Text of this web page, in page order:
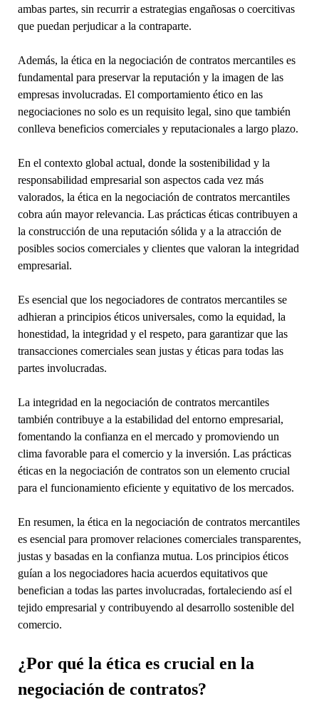
ambas partes, sin recurrir a estrategias engañosas o coercitivas
que puedan perjudicar a la contraparte.
Además, la ética en la negociación de contratos mercantiles es
fundamental para preservar la reputación y la imagen de las
empresas involucradas. El comportamiento ético en las
negociaciones no solo es un requisito legal, sino que también
conlleva beneficios comerciales y reputacionales a largo plazo.
En el contexto global actual, donde la sostenibilidad y la
responsabilidad empresarial son aspectos cada vez más
valorados, la ética en la negociación de contratos mercantiles
cobra aún mayor relevancia. Las prácticas éticas contribuyen a
la construcción de una reputación sólida y a la atracción de
posibles socios comerciales y clientes que valoran la integridad
empresarial.
Es esencial que los negociadores de contratos mercantiles se
adhieran a principios éticos universales, como la equidad, la
honestidad, la integridad y el respeto, para garantizar que las
transacciones comerciales sean justas y éticas para todas las
partes involucradas.
La integridad en la negociación de contratos mercantiles
también contribuye a la estabilidad del entorno empresarial,
fomentando la confianza en el mercado y promoviendo un
clima favorable para el comercio y la inversión. Las prácticas
éticas en la negociación de contratos son un elemento crucial
para el funcionamiento eficiente y equitativo de los mercados.
En resumen, la ética en la negociación de contratos mercantiles
es esencial para promover relaciones comerciales transparentes,
justas y basadas en la confianza mutua. Los principios éticos
guían a los negociadores hacia acuerdos equitativos que
benefician a todas las partes involucradas, fortaleciendo así el
tejido empresarial y contribuyendo al desarrollo sostenible del
comercio.
¿Por qué la ética es crucial en la
negociación de contratos?